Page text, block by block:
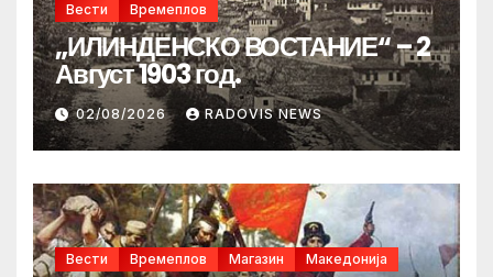
Вести Времеплов
„ИЛИНДЕНСКО ВОСТАНИЕ“ – 2
Август 1903 год.
02/08/2026 RADOVIS NEWS
Вести Времеплов Магазин Македонија